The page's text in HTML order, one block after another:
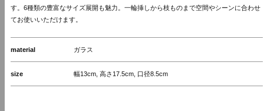
す。6種類の豊富なサイズ展開も魅力。一輪挿しから枝ものまで空間やシーンに合わせ
てお使いいただけます。
material ガラス
size 幅13cm, 高さ17.5cm, 口径8.5cm